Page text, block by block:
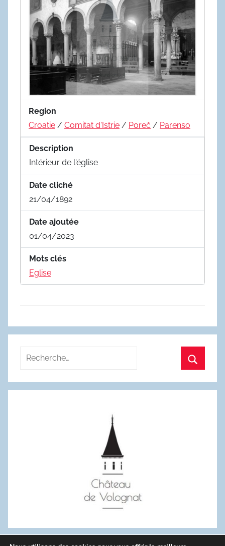
Region
Croatie / Comitat d'Istrie / Poreč / Parenso
Description
Intérieur de l'église
Date cliché
21/04/1892
Date ajoutée
01/04/2023
Mots clés
Eglise
Recherche
: